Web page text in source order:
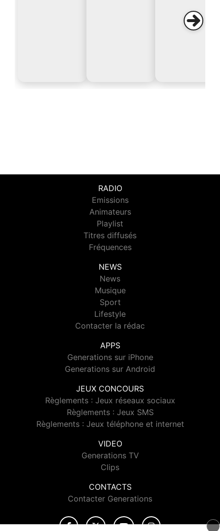
RADIO
Emissions
Animateurs
Playlist
Titres diffusés
Fréquences
NEWS
News
Musique
Sport
Lifestyle
Contacter la rédac
APPS
Generations sur iPhone
Generations sur Android
JEUX CONCOURS
Règlements : Jeux réseaux sociaux
Règlements : Jeux SMS
Règlements : Jeux téléphone et internet
VIDEO
Generations TV
Clips
CONTACTS
Contacter Generations